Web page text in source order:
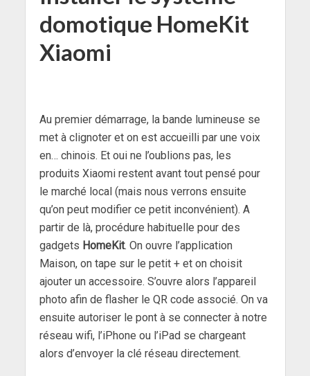
domotique HomeKit
Xiaomi
Au premier démarrage, la bande lumineuse se
met à clignoter et on est accueilli par une voix
en… chinois. Et oui ne l’oublions pas, les
produits Xiaomi restent avant tout pensé pour
le marché local (mais nous verrons ensuite
qu’on peut modifier ce petit inconvénient). A
partir de là, procédure habituelle pour des
gadgets HomeKit. On ouvre l’application
Maison, on tape sur le petit + et on choisit
ajouter un accessoire. S’ouvre alors l’appareil
photo afin de flasher le QR code associé. On va
ensuite autoriser le pont à se connecter à notre
réseau wifi, l’iPhone ou l’iPad se chargeant
alors d’envoyer la clé réseau directement.